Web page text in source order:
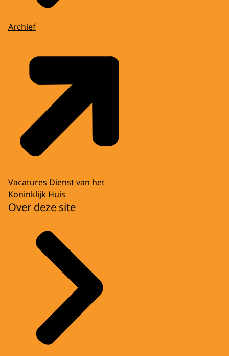
Archief
Vacatures Dienst van het
Koninklijk Huis
Over deze site